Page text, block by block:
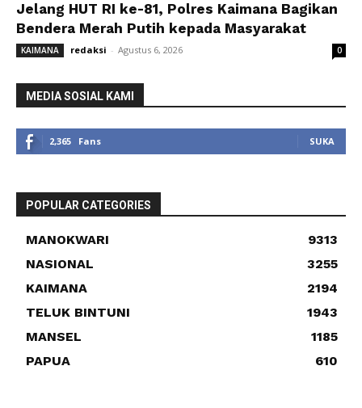
Jelang HUT RI ke-81, Polres Kaimana Bagikan
Bendera Merah Putih kepada Masyarakat
KAIMANA redaksi - Agustus 6, 2026 0
MEDIA SOSIAL KAMI
2,365 Fans SUKA
POPULAR CATEGORIES
MANOKWARI
9313
NASIONAL
3255
KAIMANA
2194
TELUK BINTUNI
1943
MANSEL
1185
PAPUA
610